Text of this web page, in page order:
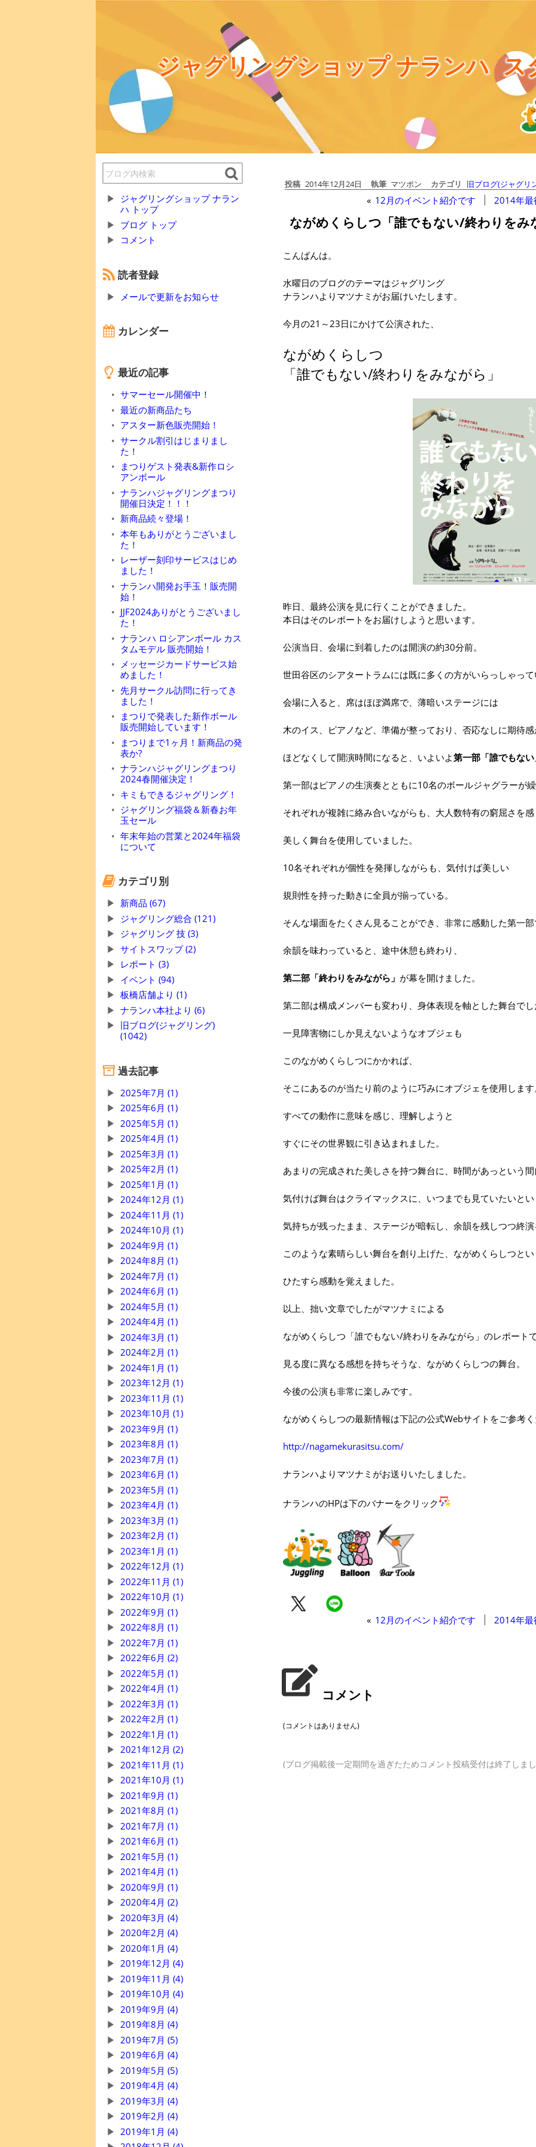
ジャグリングショップ ナランハ ス
ジャグリングショップ ナラン
ハ トップ
ブログ トップ
コメント
読者登録
メールで更新をお知らせ
カレンダー
最近の記事
サマーセール開催中！
最近の新商品たち
アスター新色販売開始！
サークル割引はじまりまし
た！
まつりゲスト発表&新作ロシ
アンボール
ナランハジャグリングまつり
開催日決定！！！
新商品続々登場！
本年もありがとうございまし
た！
レーザー刻印サービスはじめ
ました！
ナランハ開発お手玉！販売開
始！
JJF2024ありがとうございまし
た！
ナランハ ロシアンボール カス
タムモデル 販売開始！
メッセージカードサービス始
めました！
先月サークル訪問に行ってき
ました！
まつりで発表した新作ボール
販売開始しています！
まつりまで1ヶ月！新商品の発
表か?
ナランハジャグリングまつり
2024春開催決定！
キミもできるジャグリング！
ジャグリング福袋＆新春お年
玉セール
年末年始の営業と2024年福袋
について
カテゴリ別
新商品 (67)
ジャグリング総合 (121)
ジャグリング 技 (3)
サイトスワップ (2)
レポート (3)
イベント (94)
板橋店舗より (1)
ナランハ本社より (6)
旧ブログ(ジャグリング)
(1042)
過去記事
2025年7月 (1)
2025年6月 (1)
2025年5月 (1)
2025年4月 (1)
2025年3月 (1)
2025年2月 (1)
2025年1月 (1)
2024年12月 (1)
2024年11月 (1)
2024年10月 (1)
2024年9月 (1)
2024年8月 (1)
2024年7月 (1)
2024年6月 (1)
2024年5月 (1)
2024年4月 (1)
2024年3月 (1)
2024年2月 (1)
2024年1月 (1)
2023年12月 (1)
2023年11月 (1)
2023年10月 (1)
2023年9月 (1)
2023年8月 (1)
2023年7月 (1)
2023年6月 (1)
2023年5月 (1)
2023年4月 (1)
2023年3月 (1)
2023年2月 (1)
2023年1月 (1)
2022年12月 (1)
2022年11月 (1)
2022年10月 (1)
2022年9月 (1)
2022年8月 (1)
2022年7月 (1)
2022年6月 (2)
2022年5月 (1)
2022年4月 (1)
2022年3月 (1)
2022年2月 (1)
2022年1月 (1)
2021年12月 (2)
2021年11月 (1)
2021年10月 (1)
2021年9月 (1)
2021年8月 (1)
2021年7月 (1)
2021年6月 (1)
2021年5月 (1)
2021年4月 (1)
2020年9月 (1)
2020年4月 (2)
2020年3月 (4)
2020年2月 (4)
2020年1月 (4)
2019年12月 (4)
2019年11月 (4)
2019年10月 (4)
2019年9月 (4)
2019年8月 (4)
2019年7月 (5)
2019年6月 (4)
2019年5月 (5)
2019年4月 (4)
2019年3月 (4)
2019年2月 (4)
2019年1月 (4)
投稿 2014年12月24日 執筆 マツポン カテゴリ 旧ブログ(ジャグリ
« 12月のイベント紹介です 2014年
ながめくらしつ「誰でもない/終わりをみ
こんばんは。
水曜日のブログのテーマはジャグリング
ナランハよりマツナミがお届けいたします。
今月の21～23日にかけて公演された、
ながめくらしつ
「誰でもない/終わりをみながら」
昨日、最終公演を見に行くことができました。
本日はそのレポートをお届けしようと思います。
公演当日、会場に到着したのは開演の約30分前。
世田谷区のシアタートラムには既に多くの方がいらっしゃっ
会場に入ると、席はほぼ満席で、薄暗いステージには
木のイス、ピアノなど、準備が整っており、否応なしに期待
ほどなくして開演時間になると、いよいよ第一部「誰でもな
第一部はピアノの生演奏とともに10名のボールジャグラーが
それぞれが複雑に絡み合いながらも、大人数特有の窮屈さを
美しく舞台を使用していました。
10名それぞれが個性を発揮しながらも、気付けば美しい
規則性を持った動きに全員が揃っている。
そんな場面をたくさん見ることができ、非常に感動した第一
余韻を味わっていると、途中休憩も終わり、
第二部「終わりをみながら」 が幕を開けました。
第二部は構成メンバーも変わり、身体表現を軸とした舞台で
一見障害物にしか見えないようなオブジェも
このながめくらしつにかかれば、
そこにあるのが当たり前のように巧みにオブジェを使用しま
すべての動作に意味を感じ、理解しようと
すぐにその世界観に引き込まれました。
あまりの完成された美しさを持つ舞台に、時間があっという
気付けば舞台はクライマックスに、いつまでも見ていたいと
気持ちが残ったまま、ステージが暗転し、余韻を残しつつ終
このような素晴らしい舞台を創り上げた、ながめくらしつと
ひたすら感動を覚えました。
以上、拙い文章でしたがマツナミによる
ながめくらしつ「誰でもない/終わりをみながら」のレポート
見る度に異なる感想を持ちそうな、ながめくらしつの舞台。
今後の公演も非常に楽しみです。
ながめくらしつの最新情報は下記の公式Webサイトをご参考
http://nagamekurasitsu.com/
ナランハよりマツナミがお送りいたしました。
ナランハのHPは下のバナーをクリック
« 12月のイベント紹介です 2014年
コメント
(コメントはありません)
(ブログ掲載後一定期間を過ぎたためコメント投稿受付は終了しま